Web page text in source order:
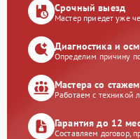
Срочный выезд
Мастер приедет уже
Диагностика и
Определим причину
Мастера со
Работаем с техникой
Гарантия до 12
Составляем договор,